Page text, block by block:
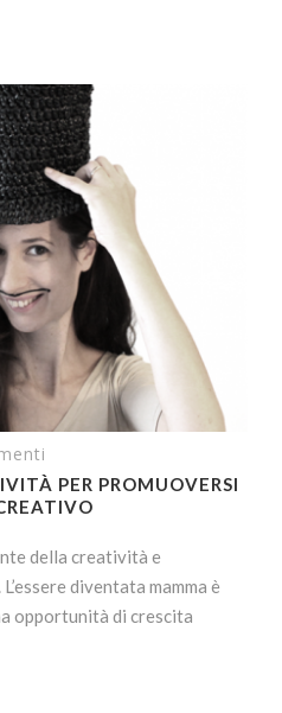
PER PROMUOVERSI
della creatività e
diventata mamma è
opportunità di crescita